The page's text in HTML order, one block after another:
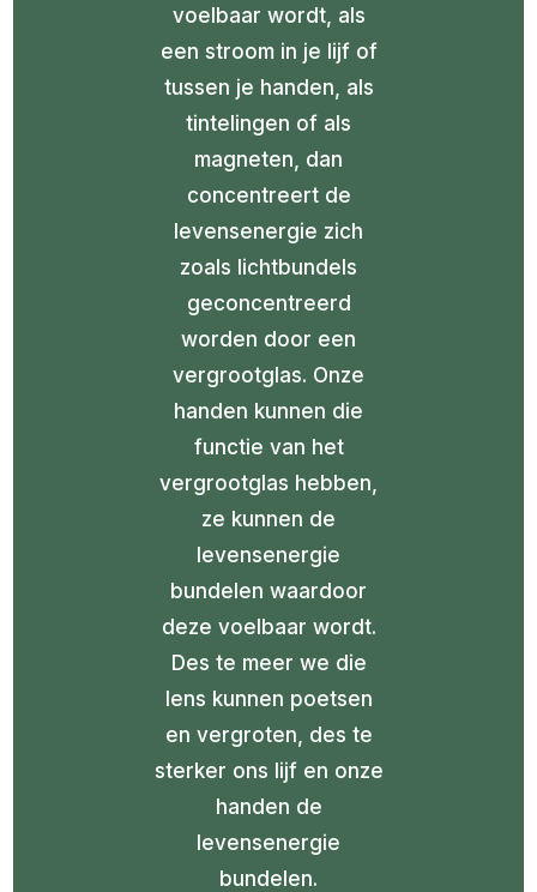
voelbaar wordt, als
een stroom in je lijf of
tussen je handen, als
tintelingen of als
magneten, dan
concentreert de
levensenergie zich
zoals lichtbundels
geconcentreerd
worden door een
vergrootglas. Onze
handen kunnen die
functie van het
vergrootglas hebben,
ze kunnen de
levensenergie
bundelen waardoor
deze voelbaar wordt.
Des te meer we die
lens kunnen poetsen
en vergroten, des te
sterker ons lijf en onze
handen de
levensenergie
bundelen.